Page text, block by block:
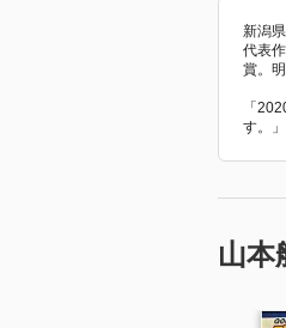
新潟県
代表
賞。
「
す。」
山本